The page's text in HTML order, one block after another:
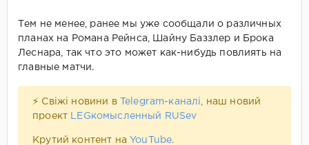
Тем не менее, ранее мы уже сообщали о различных
планах на Романа Рейнса, Шайну Баззлер и Брока
Леснара, так что это может как-нибудь повлиять на
главные матчи.
⚡ Свіжі новини в Telegram-каналі
, наш новий
проект
LEGкомысленный RUSev
Крутий контент на YouTube.